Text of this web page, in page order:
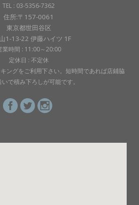
TEL : 03-5356-7362
住所:〒157-0061
東京都世田谷区
1-13-22 伊藤ハイツ 1F
業時間 : 11:00～20:00
定休日 : 不定休
ングをご利用下さい。短時間であれば店鋪脇
で積み下ろしが可能です。